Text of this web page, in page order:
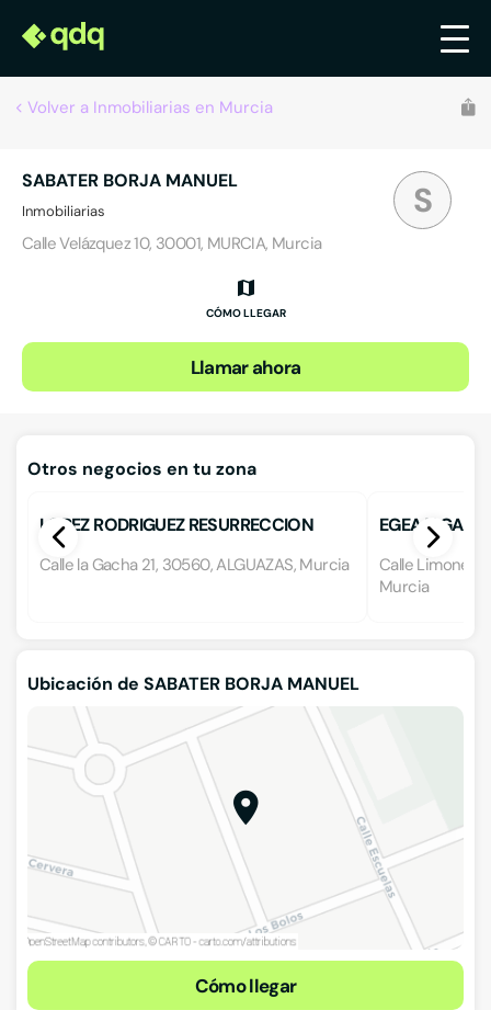
Volver a Inmobiliarias en Murcia
S
SABATER BORJA MANUEL
Inmobiliarias
Calle Velázquez 10, 30001, MURCIA, Murcia
CÓMO LLEGAR
Llamar ahora
Otros negocios en tu zona
LOPEZ RODRIGUEZ RESURRECCION
Calle la Gacha 21, 30560, ALGUAZAS, Murcia
EGEA Y
Calle Limonero
Murcia
Ubicación de SABATER BORJA MANUEL
Cómo llegar